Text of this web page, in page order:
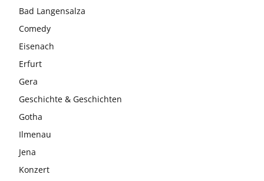
Bad Langensalza
Comedy
Eisenach
Erfurt
Gera
Geschichte & Geschichten
Gotha
Ilmenau
Jena
Konzert